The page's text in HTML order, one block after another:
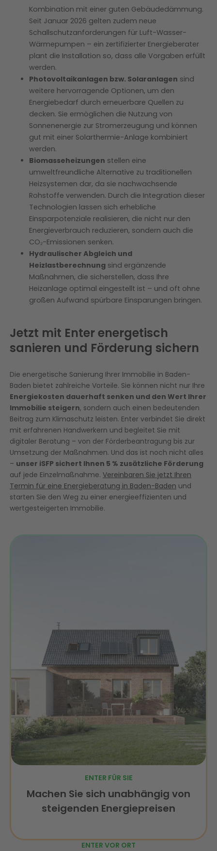
Kombination mit einer guten Gebäudedämmung.
Seit Januar 2026 gelten zudem neue
Schallschutzanforderungen für Luft-Wasser-
Wärmepumpen – ein zertifizierter Energieberater
plant die Installation so, dass alle Vorgaben erfüllt
werden.
Photovoltaikanlagen bzw. Solaranlagen sind
weitere hervorragende Optionen, um den
Energiebedarf durch erneuerbare Quellen zu
decken. Sie ermöglichen die Nutzung von
Sonnenenergie zur Stromerzeugung und können
gut mit einer Solarthermie-Anlage kombiniert
werden.
Biomasseheizungen stellen eine
umweltfreundliche Alternative zu traditionellen
Heizsystemen dar, da sie nachwachsende
Rohstoffe verwenden. Durch die Integration dieser
Technologien lassen sich erhebliche
Einsparpotenziale realisieren, die nicht nur den
Energieverbrauch reduzieren, sondern auch die
CO₂-Emissionen senken.
Hydraulischer Abgleich und
Heizlastberechnung sind ergänzende
Maßnahmen, die sicherstellen, dass Ihre
Heizanlage optimal eingestellt ist – und oft ohne
großen Aufwand spürbare Einsparungen bringen.
Jetzt mit Enter energetisch
sanieren und Förderung sichern
Die energetische Sanierung Ihrer Immobilie in Baden-
Baden bietet zahlreiche Vorteile. Sie können nicht nur Ihre
Energiekosten dauerhaft senken und den Wert Ihrer
Immobilie steigern, sondern auch einen bedeutenden
Beitrag zum Klimaschutz leisten. Enter verbindet Sie direkt
mit erfahrenen Handwerkern und begleitet Sie mit
digitaler Beratung – von der Förderbeantragung bis zur
Umsetzung der Maßnahmen. Und das ist noch nicht alles
– unser iSFP sichert Ihnen 5 % zusätzliche Förderung
auf jede Einzelmaßnahme. Vereinbaren Sie jetzt Ihren
Termin für eine Energieberatung in Baden-Baden und
starten Sie den Weg zu einer energieeffizienten und
wertgesteigerten Immobilie.
ENTER FÜR SIE
Machen Sie sich unabhängig von
steigenden Energiepreisen
ENTER VOR ORT